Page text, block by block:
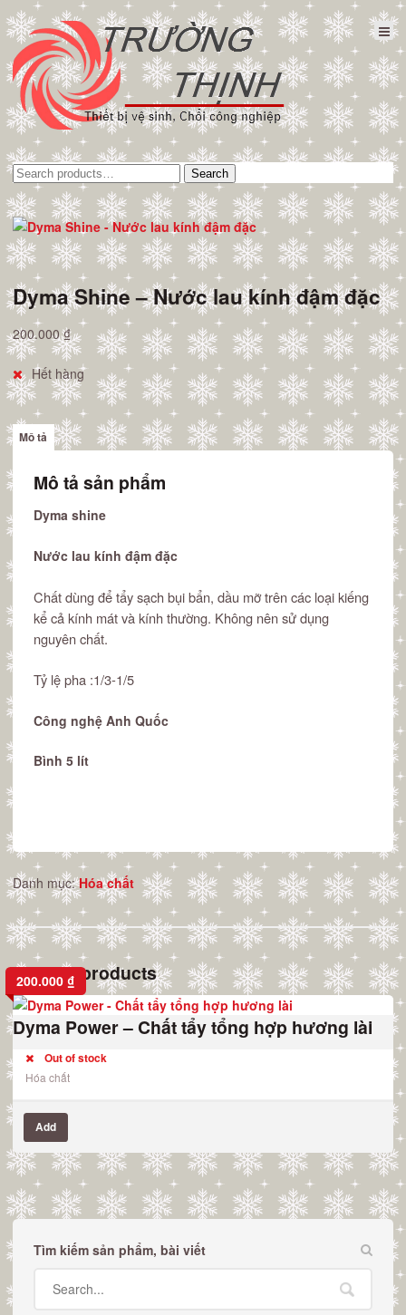
Tìm
kiếm:
Search
Dyma Shine – Nước lau kính đậm đặc
200.000₫
Hết hàng
Mô tả
Mô tả sản phẩm
Dyma shine
Nước lau kính đậm đặc
Chất dùng để tẩy sạch bụi bẩn, dầu mỡ trên các loại kiếng
kể cả kính mát và kính thường. Không nên sử dụng
nguyên chất.
Tỷ lệ pha :1/3-1/5
Công nghệ Anh Quốc
Bình 5 lít
Danh mục:Hóa chất
Related products
200.000 ₫
Dyma Power – Chất tẩy tổng hợp hương lài
Out of stock
Hóa chất
Add
Tìm kiếm sản phẩm, bài viết